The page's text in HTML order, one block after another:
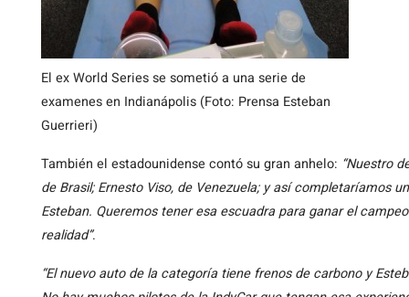
El ex World Series se sometió a una serie de
examenes en Indianápolis (Foto: Prensa Esteban
Guerrieri)
También el estadounidense contó su gran anhelo: “Nuestro
de Brasil; Ernesto Viso, de Venezuela; y así completaríamos
Esteban. Queremos tener esa escuadra para ganar el
realidad”.
“El nuevo auto de la categoría tiene frenos de carbono y